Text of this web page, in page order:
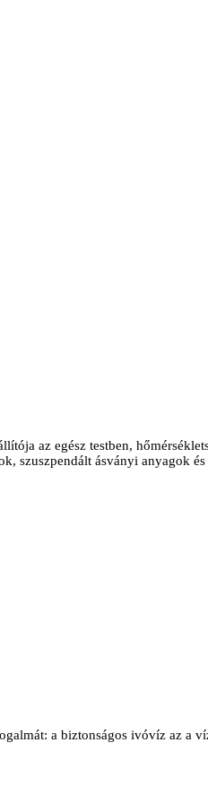
az egész testben,
szuszpendált ásványi anyagok
a biztonságos ivóvíz az a